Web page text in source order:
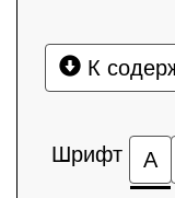
К
Шрифт А